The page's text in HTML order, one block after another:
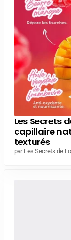
Les Secrets
capillaire
texturés
par Les Secrets de